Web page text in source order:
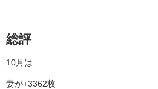
総評
10月は
妻が+3362枚